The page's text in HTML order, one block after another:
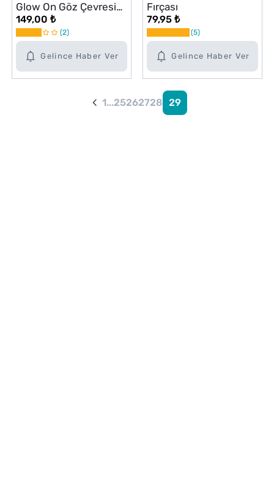
Gelince Haber Ver
Glow On Göz Çevresi
Roll On 15 ml
149,00 ₺
2
Gelince Haber Ver
Fırçası
79,95 ₺
5
1...25262728 29